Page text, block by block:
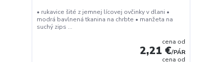
• rukavice šité z jemnej lícovej ovčinky v dlani •
modrá bavlnená tkanina na chrbte • manžeta na
suchý zips ...
cena od
2,21 €/PÁR
cena od